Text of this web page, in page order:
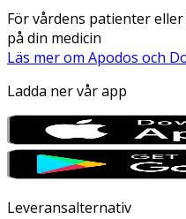
För vårdens patienter
på din medicin
Läs mer om Apodos och
Ladda ner vår app
Leveransalternativ